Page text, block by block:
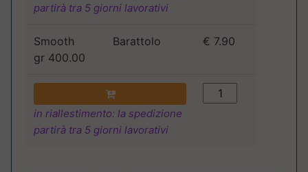
partirà tra 5 giorni lavorativi
Smooth
gr 400.00
Barattolo € 7.90
in riallestimento: la spedizione
partirà tra 5 giorni lavorativi